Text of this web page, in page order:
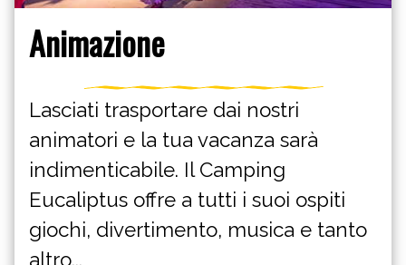
Animazione
Lasciati trasportare dai nostri
animatori e la tua vacanza sarà
indimenticabile. Il Camping
Eucaliptus offre a tutti i suoi ospiti
giochi, divertimento, musica e tanto
altro...